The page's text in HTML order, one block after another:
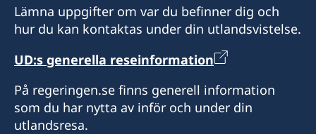
Lämna uppgifter om var du befinner dig och
hur du kan kontaktas under din utlandsvistelse.
UD:s generella reseinformation
På regeringen.se finns generell information
som du har nytta av inför och under din
utlandsresa.